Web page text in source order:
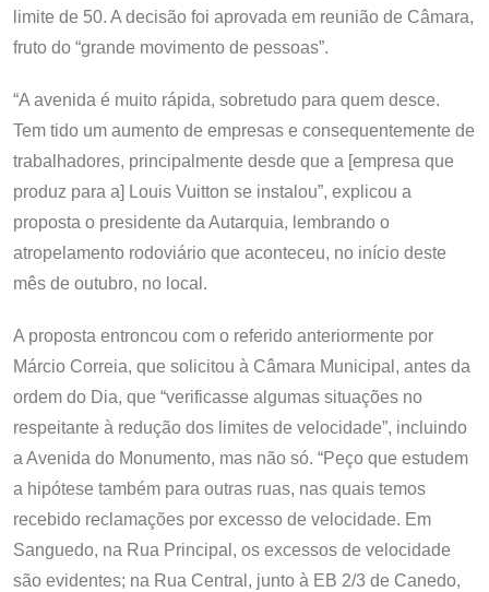
limite de 50. A decisão foi aprovada em reunião de Câmara,
fruto do “grande movimento de pessoas”.
“A avenida é muito rápida, sobretudo para quem desce.
Tem tido um aumento de empresas e consequentemente de
trabalhadores, principalmente desde que a [empresa que
produz para a] Louis Vuitton se instalou”, explicou a
proposta o presidente da Autarquia, lembrando o
atropelamento rodoviário que aconteceu, no início deste
mês de outubro, no local.
A proposta entroncou com o referido anteriormente por
Márcio Correia, que solicitou à Câmara Municipal, antes da
ordem do Dia, que “verificasse algumas situações no
respeitante à redução dos limites de velocidade”, incluindo
a Avenida do Monumento, mas não só. “Peço que estudem
a hipótese também para outras ruas, nas quais temos
recebido reclamações por excesso de velocidade. Em
Sanguedo, na Rua Principal, os excessos de velocidade
são evidentes; na Rua Central, junto à EB 2/3 de Canedo,